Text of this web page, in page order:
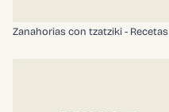
Zanahorias con tzatziki - Recetas